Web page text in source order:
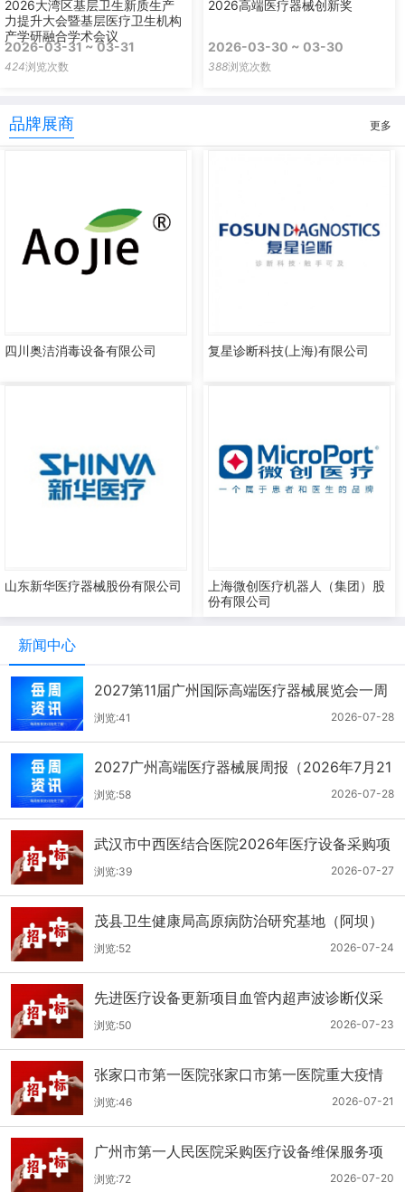
2026大湾区基层卫生新质生产
力提升大会暨基层医疗卫生机构
产学研融合学术会议
2026-03-31 ~ 03-31
424浏览次数
2026高端医疗器械创新奖
2026-03-30 ~ 03-30
388浏览次数
品牌展商 更多
四川奥洁消毒设备有限公司 复星诊断科技(上海)有限公司
山东新华医疗器械股份有限公司
上海微创医疗机器人（集团）股
份有限公司
新闻中心
2027第11届广州国际高端医疗器械展览会一周
报（7.22-7.28）
2026-07-28
浏览:41
2027广州高端医疗器械展周报（2026年7月21
-27日）
2026-07-28
浏览:58
武汉市中西医结合医院2026年医疗设备采购项
目三十三公开招标公告
2026-07-27
浏览:39
茂县卫生健康局高原病防治研究基地（阿坝）
手术、急救及生命支持类医疗设备购置项目招
标公告
2026-07-24
浏览:52
先进医疗设备更新项目血管内超声波诊断仪采
购（三次）公开招标公告
2026-07-23
浏览:50
张家口市第一医院张家口市第一医院重大疫情
救治基地手术室及重症监护室医疗设备采购项
目更正公告
2026-07-21
浏览:46
广州市第一人民医院采购医疗设备维保服务项
目（2026年第1批）(二次)（项目编号：GZSY-
2026-07-20
浏览:72